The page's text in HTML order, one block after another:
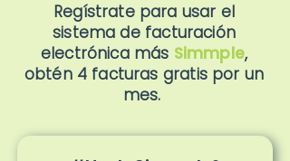
Regístrate para usar el
sistema de facturación
electrónica más Simmple,
obtén 4 facturas gratis por un
mes.